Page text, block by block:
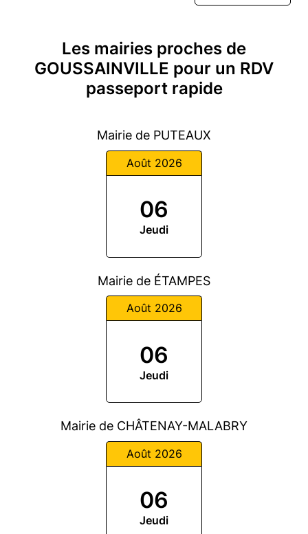
Les mairies proches de
GOUSSAINVILLE pour un RDV
passeport rapide
Mairie de PUTEAUX
Août 2026
06
Jeudi
Mairie de ÉTAMPES
Août 2026
06
Jeudi
Mairie de CHÂTENAY-MALABRY
Août 2026
06
Jeudi